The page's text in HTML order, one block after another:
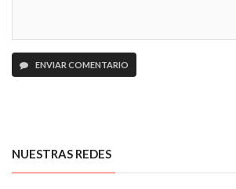
ENVIAR COMENTARIO
NUESTRAS REDES